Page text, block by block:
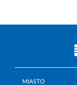
MIASTO